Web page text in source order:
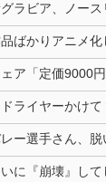
ライヤーかけて
ー選手さん、
に『崩壊』して